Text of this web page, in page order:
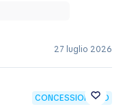
27 luglio 2026
CONCESSIONARIO